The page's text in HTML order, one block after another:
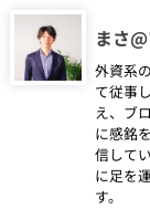
まさ
外資系
て従事
え、ブ
に感銘
信して
に足を
す。